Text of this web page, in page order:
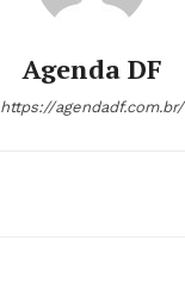
Agenda DF
https://agendadf.com.br/